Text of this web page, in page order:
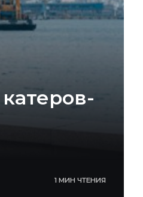
1 МИН ЧТЕНИЯ